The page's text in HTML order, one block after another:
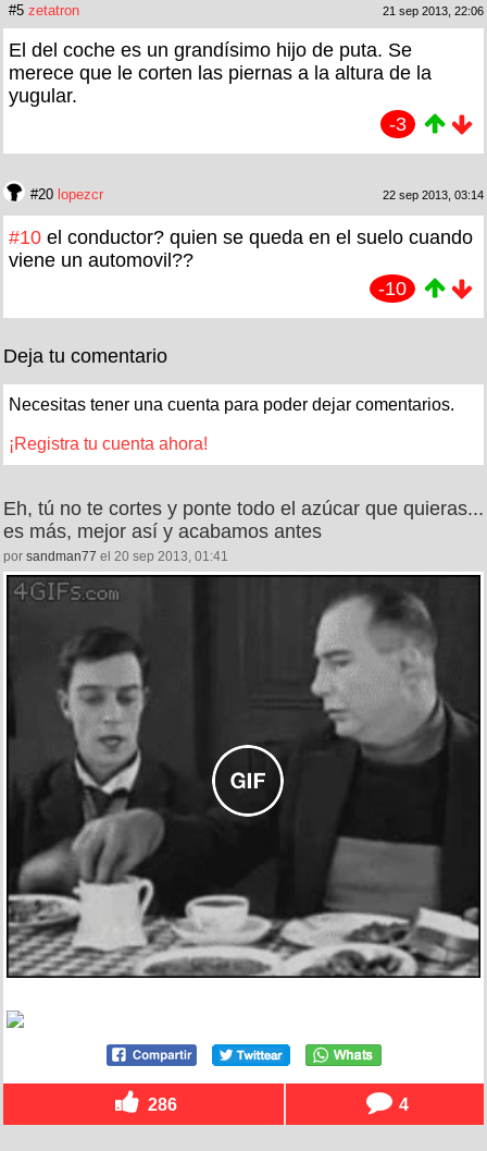
#5 zetatron 21 sep 2013, 22:06
El del coche es un grandísimo hijo de puta. Se
merece que le corten las piernas a la altura de la
yugular.
-3
#20 lopezcr 22 sep 2013, 03:14
#10 el conductor? quien se queda en el suelo cuando
viene un automovil??
-10
Deja tu comentario
Necesitas tener una cuenta para poder dejar comentarios.
¡Registra tu cuenta ahora!
Eh, tú no te cortes y ponte todo el azúcar que quieras...
es más, mejor así y acabamos antes
por sandman77 el 20 sep 2013, 01:41
286 4